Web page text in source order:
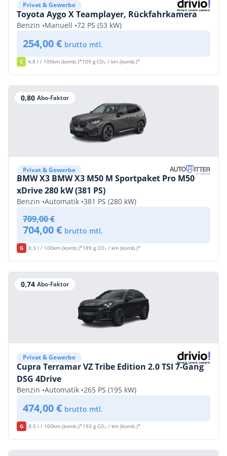
Privat & Gewerbe
Toyota Aygo X Teamplayer, Rückfahrkamera
Benzin •Manuell •72 PS (53 kW)
254,00 € brutto mtl.
C 4,8 l / 100km (komb.)*109 g CO₂ / km (komb.)*
0,80 Abo-Faktor
Privat & Gewerbe
BMW X3 BMW X3 M50 M Sportpaket Pro M50
xDrive 280 kW (381 PS)
Benzin •Automatik •381 PS (280 kW)
709,00 €
704,00 € brutto mtl.
G 8,3 l / 100km (komb.)*189 g CO₂ / km (komb.)*
0,74 Abo-Faktor
Privat & Gewerbe
Cupra Terramar VZ Tribe Edition 2.0 TSI 7-Gang
DSG 4Drive
Benzin •Automatik •265 PS (195 kW)
474,00 € brutto mtl.
G 8,5 l / 100km (komb.)*193 g CO₂ / km (komb.)*